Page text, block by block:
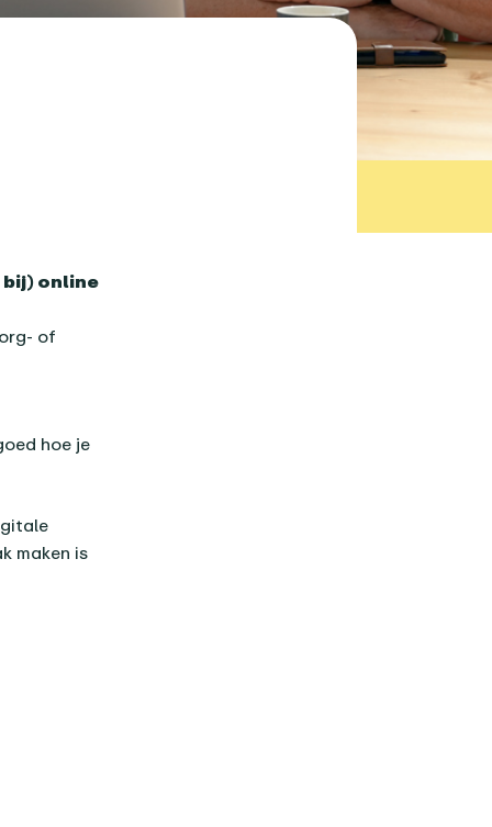
online
of
hoe je
maken is